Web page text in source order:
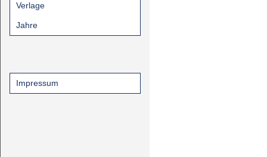
Verlage
Jahre
Impressum